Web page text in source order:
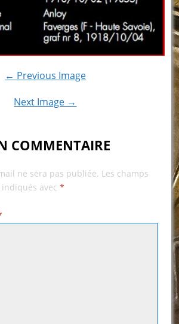
← Previous Image
Next Image →
COMMENTAIRE
ne sera pas publiée. Les champs
avec *